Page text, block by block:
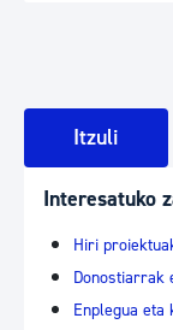
Itzuli
Interesatuko
Hiri
Donostiarrak
Enplegua eta